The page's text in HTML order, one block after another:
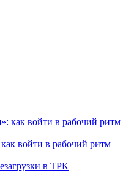
войти в рабочий ритм
в ТРК